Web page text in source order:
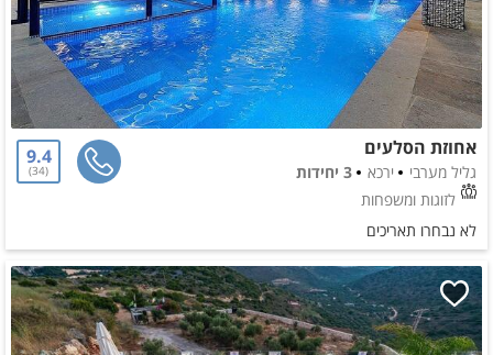
אחוזת הסלעים
גליל מערבי ירכא
3 יחידות
לזוגות ומשפחות
9.4
34
לא נבחרו תאריכים